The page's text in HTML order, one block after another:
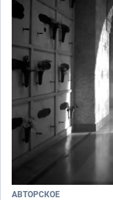
АВТОРСКОЕ